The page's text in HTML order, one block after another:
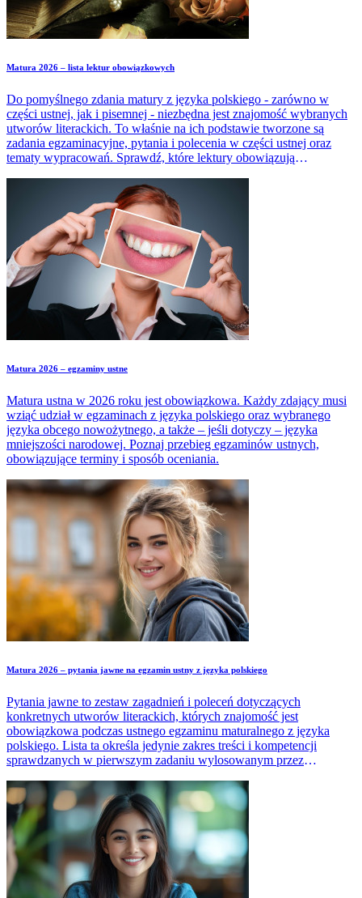
Matura 2026 – lista lektur obowiązkowych
Do pomyślnego zdania matury z języka polskiego - zarówno w
części ustnej, jak i pisemnej - niezbędna jest znajomość wybranych
utworów literackich. To właśnie na ich podstawie tworzone są
zadania egzaminacyjne, pytania i polecenia w części ustnej oraz
tematy wypracowań. Sprawdź, które lektury obowiązują
pisemnego na poziomie podstawowym, czy rozszerzonym.
Matura 2026 – egzaminy ustne
Matura ustna w 2026 roku jest obowiązkowa. Każdy zdający musi
wziąć udział w egzaminach z języka polskiego oraz wybranego
języka obcego nowożytnego, a także – jeśli dotyczy – języka
mniejszości narodowej. Poznaj przebieg egzaminów ustnych,
obowiązujące terminy i sposób oceniania.
Matura 2026 – pytania jawne na egzamin ustny z języka polskiego
Pytania jawne to zestaw zagadnień i poleceń dotyczących
konkretnych utworów literackich, których znajomość jest
obowiązkowa podczas ustnego egzaminu maturalnego z języka
polskiego. Lista ta określa jedynie zakres treści i kompetencji
sprawdzanych w pierwszym zadaniu wylosowanym przez